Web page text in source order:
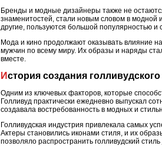
Бренды и модные дизайнеры также не
знаменитостей, стали новым словом в модной
другие, пользуются большой популярностью и
Мода и кино продолжают оказывать влияние
мужчин по всему миру. Их образы и наряды
вместе.
История создания
Одним из ключевых факторов, которые
Голливуд практически ежедневно выпускал
создавала востребованность в модных и
Голливудская индустрия привлекала самых
Актеры становились иконами стиля, и их
позволяло распространить голливудский